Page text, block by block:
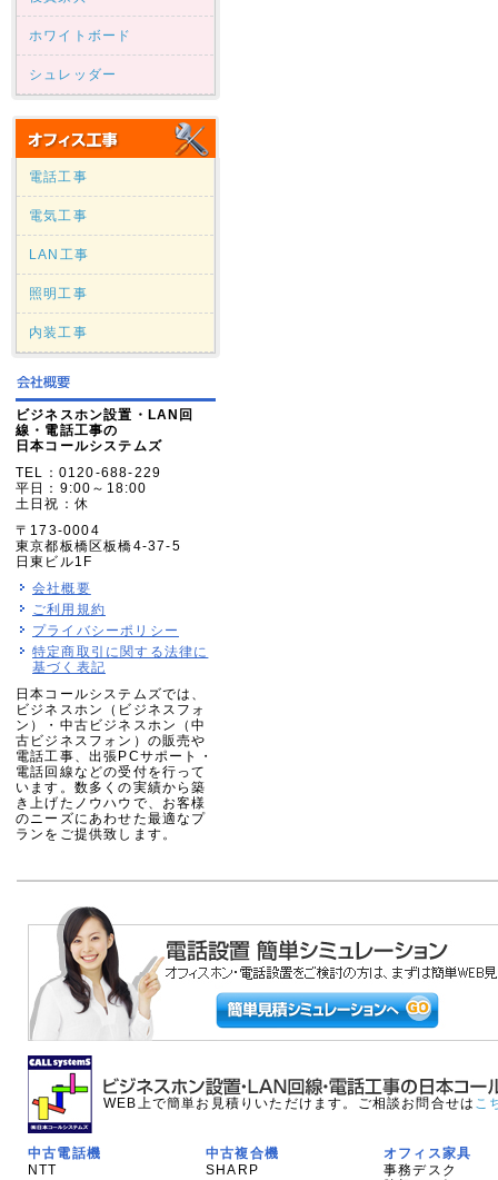
ホワイトボード
シュレッダー
電話工事
電気工事
LAN工事
照明工事
内装工事
ビジネスホン設置・LAN回
線・電話工事の
日本コールシステムズ
TEL：0120-688-229
平日：9:00～18:00
土日祝：休
〒173-0004
東京都板橋区板橋4-37-5
日東ビル1F
会社概要
ご利用規約
プライバシーポリシー
特定商取引に関する法律に
基づく表記
日本コールシステムズでは、
ビジネスホン（ビジネスフォ
ン）・中古ビジネスホン（中
古ビジネスフォン）の販売や
電話工事、出張PCサポート・
電話回線などの受付を行って
います。数多くの実績から築
き上げたノウハウで、お客様
のニーズにあわせた最適なプ
ランをご提供致します。
WEB上で簡単お見積りいただけます。ご相談お問合せは こ
中古電話機
NTT
中古複合機
SHARP
オフィス家具
事務デスク